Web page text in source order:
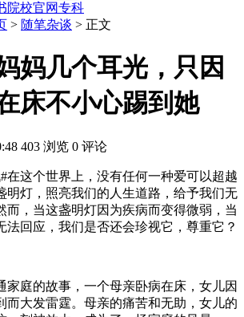
院校官网专科
> 随笔杂谈 > 正文
妈几个耳光，只因
床不小心踢到她
403 浏览 0 评论
在这个世界上，没有任何一种爱可以超越
明灯，照亮我们的人生道路，给予我们无
而，当这盏明灯因为疾病而变得微弱，当
法回应，我们是否还会珍视它，尊重它？
家庭的故事，一个母亲卧病在床，女儿因
而大发雷霆。母亲的痛苦和无助，女儿的